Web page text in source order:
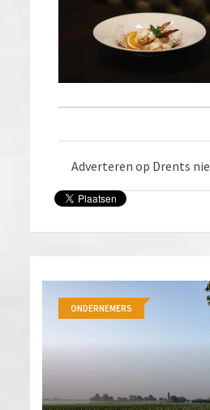
Adverteren op Drents
ONDERNEMERS